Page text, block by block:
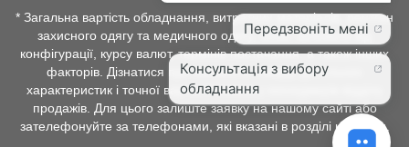
* Загальна вартість обладнання, витратних матеріалів, рентген
захисного одягу та медичного одягу, може залежати від
конфігурації, курсу валют, термінів постачання, а також інших
факторів. Дізнатися про наявність товару, детальних
характеристик і точної вартості можна у менеджерів відділу
продажів. Для цього залиште заявку на нашому сайті або
зателефонуйте за телефонами, які вказані в розділі контакти.